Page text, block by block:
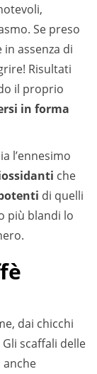
Se preso
assenza di
Risultati
il proprio
in forma
l’ennesimo
che
di quelli
più blandi lo
dai chicchi
scaffali delle